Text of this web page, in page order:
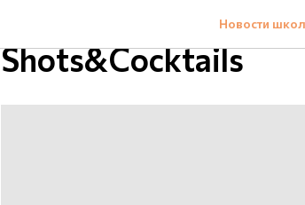
Новости
Небольшой отчет с
Shots&Cocktails